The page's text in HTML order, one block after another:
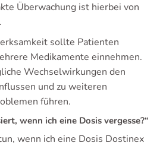
Überwachung ist hierbei von
sollte Patienten
Medikamente einnehmen.
Wechselwirkungen den
und zu weiteren
führen.
wenn ich eine Dosis vergesse?“
wenn ich eine Dosis Dostinex